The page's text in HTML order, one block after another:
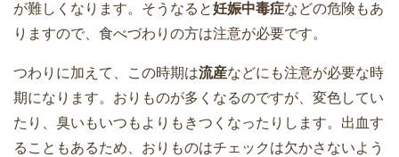
が難しくなります。そうなると妊娠中毒症などの危険もあ
りますので、食べづわりの方は注意が必要です。
つわりに加えて、この時期は流産などにも注意が必要な時
期になります。おりものが多くなるのですが、変色してい
たり、臭いもいつもよりもきつくなったりします。出血す
ることもあるため、おりものはチェックは欠かさないよう